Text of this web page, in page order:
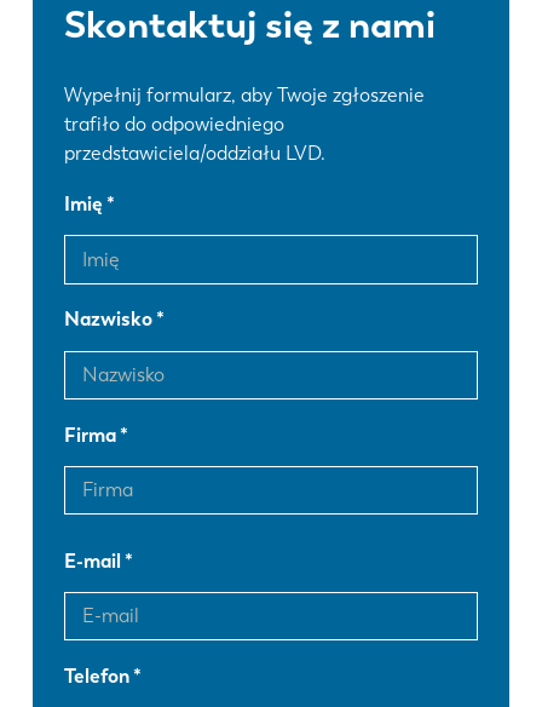
Skontaktuj się z nami
Wypełnij formularz, aby Twoje zgłoszenie
trafiło do odpowiedniego
przedstawiciela/oddziału LVD.
Imię
Nazwisko
Firma
E-mail
Telefon